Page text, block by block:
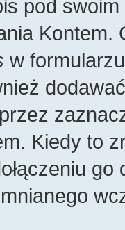
pod
w
Kiedy to